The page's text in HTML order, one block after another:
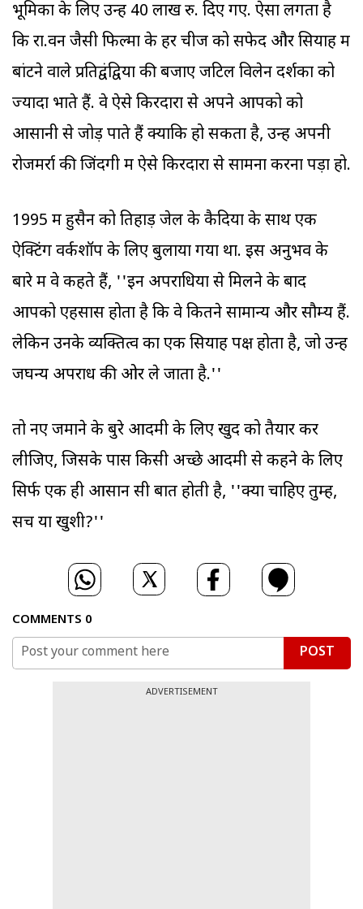
भूमिका के लिए उन्हें 40 लाख रु. दिए गए. ऐसा लगता है
कि रा.वन जैसी फिल्मों के हर चीज को सफेद और सियाह में
बांटने वाले प्रतिद्वंद्वियों की बजाए जटिल विलेन दर्शकों को
ज्‍यादा भाते हैं. वे ऐसे किरदारों से अपने आपको को
आसानी से जोड़ पाते हैं क्योंकि हो सकता है, उन्हें अपनी
रोजमर्रा की जिंदगी में ऐसे किरदारों से सामना करना पड़ा हो.
1995 में हुसैन को तिहाड़ जेल के कैदियों के साथ एक
ऐक्टिंग वर्कशॉप के लिए बुलाया गया था. इस अनुभव के
बारे में वे कहते हैं, ''इन अपराधियों से मिलने के बाद
आपको एहसास होता है कि वे कितने सामान्य और सौम्य हैं.
लेकिन उनके व्यक्तित्व का एक सियाह पक्ष होता है, जो उन्हें
जघन्य अपराध की ओर ले जाता है.''
तो नए जमाने के बुरे आदमी के लिए खुद को तैयार कर
लीजिए, जिसके पास किसी अच्छे आदमी से कहने के लिए
सिर्फ एक ही आसान सी बात होती है, ''क्या चाहिए तुम्हें,
सच या खुशी?''
COMMENTS 0
POST
ADVERTISEMENT